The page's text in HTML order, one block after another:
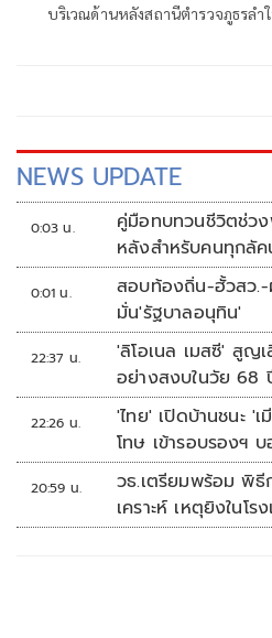
บริเวณด้านหลังสถานีตำรวจภูธรลำ
NEWS UPDATE
0:03 น.
คู่มือทบทวนชีวิตช่วง
หลังสำหรับคนทุกลั
0:01 น.
สอบท้องถิ่น-ฮั้วสว.-
มั่น'รัฐบาลอนุทิน'
22:37 น.
'ลิโอเนล เมสซี' สูญ
อย่างสงบในวัย 68
22:26 น.
'ไทย' เปิดบ้านชนะ '
โทษ เข้ารอบรองฯ
20:59 น.
วธ.เตรียมพร้อม พิธี
เคราะห์ เหตุยิงในโร